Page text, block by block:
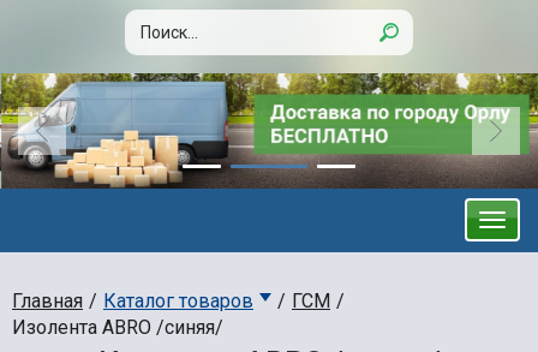
Главная Каталог товаров
ГСМ
Изолента ABRO /синяя/